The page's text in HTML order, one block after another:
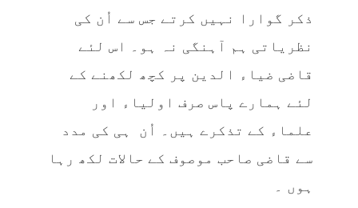
ذکر گوارا نہیں کرتے جس سے اُن کی
نظریاتی ہم آہنگی نہ ہو۔ اس لئے
قاضی ضیاء الدین پر کچھ لکھنے کے
لئے ہمارے پاس صرف اولیاء اور
علماء کے تذکرے ہیں۔ اُن ہی کی مدد
سے قاضی صاحب موصوف کے حالات لکھ رہا
ہوں ۔